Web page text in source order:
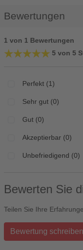
Bewertungen
1 von 1 Bewertungen
★★★★★
★★★★★ 5 von 5
Perfekt (1)
Sehr gut (0)
Gut (0)
Akzeptierbar (0)
Unbefriedigend (0)
Bewerten Sie
Teilen Sie Ihre
Bewertung schreiben